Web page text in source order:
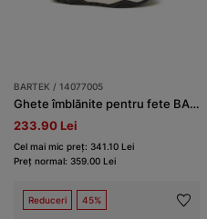
BARTEK / 14077005
Ghete îmblănite pentru fete BARTEK 14077005, alb-negru
233.90 Lei
Cel mai mic preț: 341.10 Lei
Preț normal: 359.00 Lei
Reduceri 45%